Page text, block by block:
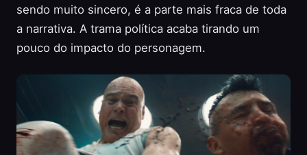
sendo muito sincero, é a parte mais fraca de toda
a narrativa. A trama política acaba tirando um
pouco do impacto do personagem.